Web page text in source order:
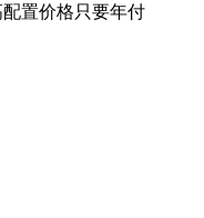
配置价格只要年付